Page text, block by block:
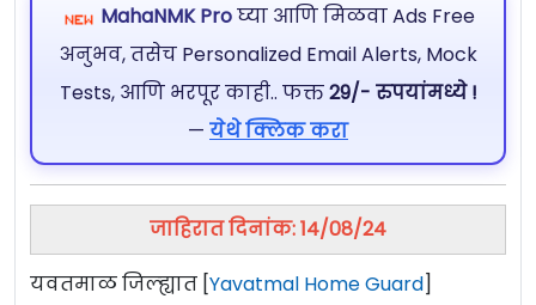
MahaNMK Proघ्या आणि मिळवा Ads Free
अनुभव, तसेच Personalized Email Alerts, Mock
Tests, आणि भरपूर काही.. फक्त29/- रुपयांमध्ये !
— येथे क्लिक करा
जाहिरात दिनांक: 14/08/24
यवतमाळ जिल्ह्यात [Yavatmal Home Guard]